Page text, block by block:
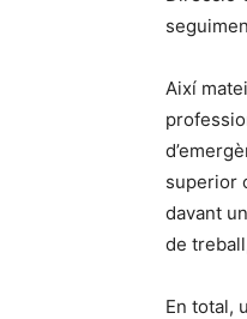
Així
superior
davant
de
En total,